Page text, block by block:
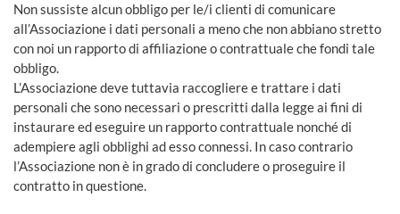
Non sussiste alcun obbligo per le/i clienti di comunicare
all’Associazione i dati personali a meno che non abbiano stretto
con noi un rapporto di affiliazione o contrattuale che fondi tale
obbligo.
L’Associazione deve tuttavia raccogliere e trattare i dati
personali che sono necessari o prescritti dalla legge ai fini di
instaurare ed eseguire un rapporto contrattuale nonché di
adempiere agli obblighi ad esso connessi. In caso contrario
l’Associazione non è in grado di concludere o proseguire il
contratto in questione.